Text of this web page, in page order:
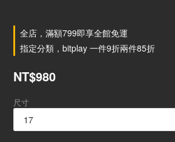
全店，滿額799即享全館免運
指定分類，bitplay 一件9折兩件85折
NT$980
尺寸